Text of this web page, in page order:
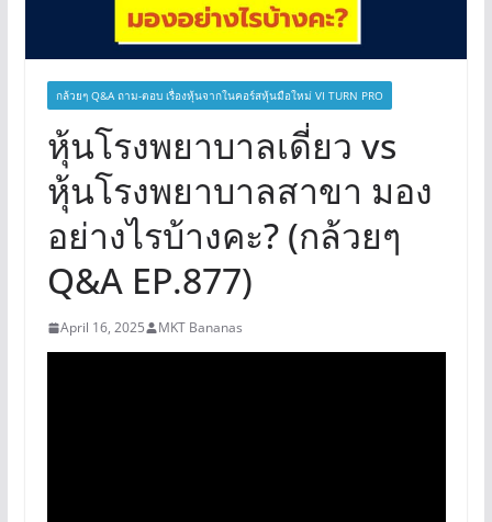
กล้วยๆ Q&A ถาม-ตอบ เรื่องหุ้นจากในคอร์สหุ้นมือใหม่ VI TURN PRO
หุ้นโรงพยาบาลเดี่ยว vs
หุ้นโรงพยาบาลสาขา มอง
อย่างไรบ้างคะ? (กล้วยๆ
Q&A EP.877)
April 16, 2025 MKT Bananas